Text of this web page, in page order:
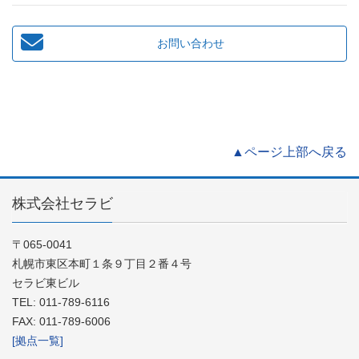
お問い合わせ
▲ページ上部へ戻る
株式会社セラビ
〒065-0041
札幌市東区本町１条９丁目２番４号
セラビ東ビル
TEL: 011-789-6116
FAX: 011-789-6006
[拠点一覧]